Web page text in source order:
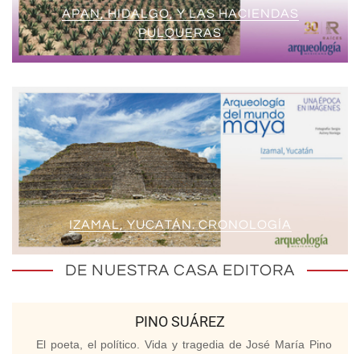
APAN, HIDALGO, Y LAS HACIENDAS
PULQUERAS
IZAMAL, YUCATÁN. CRONOLOGÍA
DE NUESTRA CASA EDITORA
PINO SUÁREZ
El poeta, el político. Vida y tragedia de José María Pino